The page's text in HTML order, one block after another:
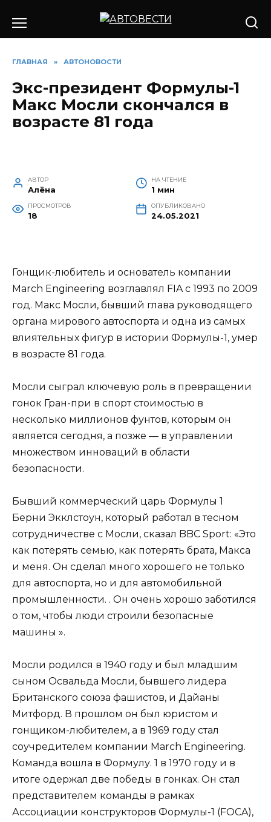
содержанию
ГЛАВНАЯ » АВТОНОВОСТИ
Экс-президент Формулы-1
Макс Мосли скончался в
возрасте 81 года
АВТОР
Алёна
НА ЧТЕНИЕ
1 мин
ПРОСМОТРОВ
18
ОПУБЛИКОВАНО
24.05.2021
Гонщик-любитель и основатель компании
March Engineering возглавлял FIA с 1993 по 2009
год. Макс Мосли, бывший глава руководящего
органа мирового автоспорта и одна из самых
влиятельных фигур в истории Формулы-1, умер
в возрасте 81 года.
Мосли сыграл ключевую роль в превращении
гонок Гран-при в спорт стоимостью в
несколько миллионов фунтов, которым он
является сегодня, а позже — в управлении
множеством инноваций в области
безопасности.
Бывший коммерческий царь Формулы 1
Берни Экклстоун, который работал в тесном
сотрудничестве с Мосли, сказал BBC Sport: «Это
как потерять семью, как потерять брата, Макса
и меня. Он сделал много хорошего не только
для автоспорта, но и для автомобильной
промышленности. . Он очень хорошо заботился
о том, чтобы люди строили безопасные
машины ».
Мосли родился в 1940 году и был младшим
сыном Освальда Мосли, бывшего лидера
Британского союза фашистов, и Дайаны
Митфорд. В прошлом он был юристом и
гонщиком-любителем, а в 1969 году стал
соучредителем компании March Engineering.
Команда вошла в Формулу. 1 в 1970 году и в
итоге одержал две победы в гонках. Он стал
представителем команды в рамках
Ассоциации конструкторов Формулы-1 (FOCA),